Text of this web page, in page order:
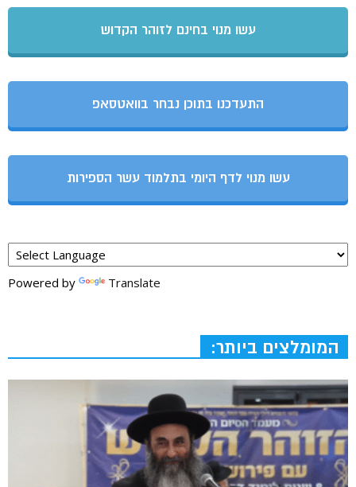
עשו מנוי בחינם לזוהר הקדוש
התעדכנו בתוכן נבחר בוואטסאפ
עשו מנוי לדף היומי בתלמוד עשר הספירות
Powered by Translate
המומלצים ביותר: